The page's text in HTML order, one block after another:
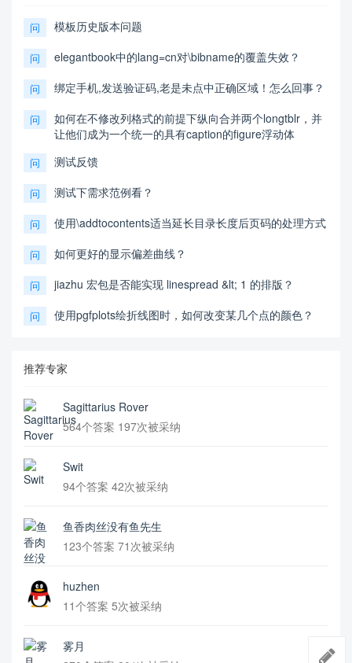
问 模板历史版本问题
问 elegantbook中的lang=cn对\bibname的覆盖失效？
问 绑定手机,发送验证码,老是未点中正确区域！怎么回事？
问
如何在不修改列格式的前提下纵向合并两个longtblr，并
让他们成为一个统一的具有caption的figure浮动体
问 测试反馈
问 测试下需求范例看？
问 使用\addtocontents适当延长目录长度后页码的处理方式
问 如何更好的显示偏差曲线？
问 jiazhu 宏包是否能实现 linespread &lt; 1 的排版？
问 使用pgfplots绘折线图时，如何改变某几个点的颜色？
推荐专家
Sagittarius Rover
564个答案 197次被采纳
Swit
94个答案 42次被采纳
鱼香肉丝没有鱼先生
123个答案 71次被采纳
huzhen
11个答案 5次被采纳
雾月